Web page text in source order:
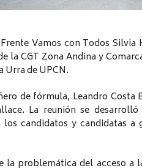
Vamos con Todos
la CGT Zona Andina y
Urra de UPCN.
de fórmula, Leandro
La reunión se
candidatos y candidatas a
la problemática del acceso a